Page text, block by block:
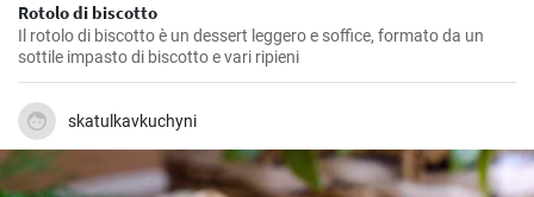
Rotolo di biscotto
Il rotolo di biscotto è un dessert leggero e soffice, formato da un
sottile impasto di biscotto e vari ripieni
skatulkavkuchyni